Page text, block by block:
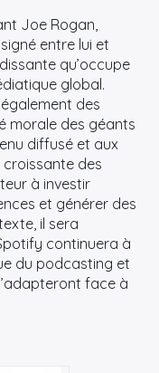
Joe Rogan,
entre lui et
qu’occupe
global.
des
morale des géants
diffusé et aux
croissante des
à investir
et générer des
il sera
continuera à
du podcasting et
face à